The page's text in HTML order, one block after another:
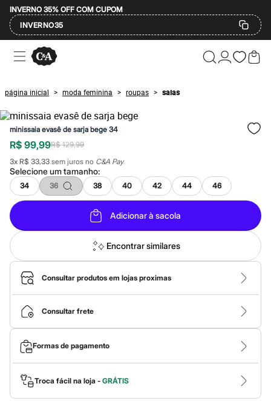
INVERNO 35% OFF COM CUPOM
INVERNO35
Ofertas
Compre por Departamento
Masculino
Infantil
Calçados
Mindse7
Plus Size
Até 20% off
Até 40% off
Até 60% off
A partir de 60% off
Feminino
Em alta
Inverno
Alfaiataria
Novidades
Roupas
Blusas e Camisetas
Básicos
Calças
Casacos e Jaquetas
Jeans
Macacões
Saias
Shorts e Bermudas
Vestidos
Acessórios
Bolsas
Bonés e Chapéus
Bijoux
Cintos
página inicial > moda feminina > roupas > saias
minissaia evasê de sarja bege 34
R$ 99,99R$ 129,99
3x R$ 33,33 sem juros no C&A Pay
Selecione umtamanho:
34 36 38 40 42 44 46
Adicionar à sacola
Encontrar similares
Consultar produtos em lojas proximas
Consultar frete
Formas de pagamento
Troca fácil na loja - GRÁTIS